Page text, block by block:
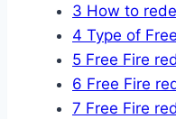
3 How to
4 Type of
5 Free Fire
6 Free Fire
7 Free Fire